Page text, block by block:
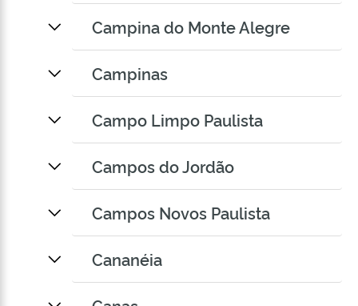
Campina do Monte Alegre
Campinas
Campo Limpo Paulista
Campos do Jordão
Campos Novos Paulista
Cananéia